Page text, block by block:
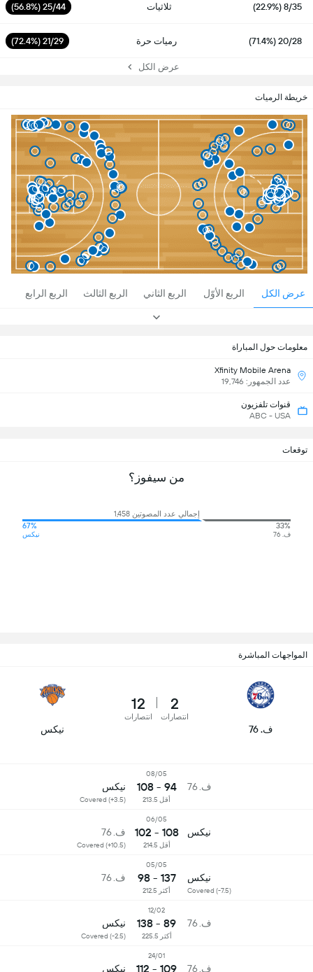
8/35 (22.9%) ثلاثيات 25/44 (56.8%)
20/28 (71.4%) رميات حرة 21/29 (72.4%)
عرض الكل
خريطة الرميات
عرض الكل الربع الأوّل الربع الثاني الربع الثالث الربع الرابع
معلومات حول المباراة
Xfinity Mobile Arena
عدد الجمهور: 19,746
قنوات تلفزيون
ABC - USA
توقعات
من سيفوز؟
إجمالي عدد المصوتين 1,458
33%
ف. 76
67%
نيكس
المواجهات المباشرة
ف. 76
2
انتصارات
12
انتصارات
نيكس
ف. 76
08/05
94 - 108 نيكس
Covered (+3.5) أقل 213.5
نيكس
06/05
108 - 102 ف. 76
Covered (+10.5) أقل 214.5
نيكس
Covered (-7.5)
05/05
137 - 98 ف. 76
أكثر 212.5
ف. 76
12/02
89 - 138 نيكس
Covered (-2.5) أكثر 225.5
ف. 76
24/01
109 - 112 نيكس